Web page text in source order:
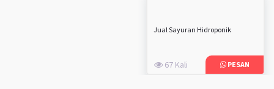
Jual Sayuran Hidroponik
67 Kali PESAN